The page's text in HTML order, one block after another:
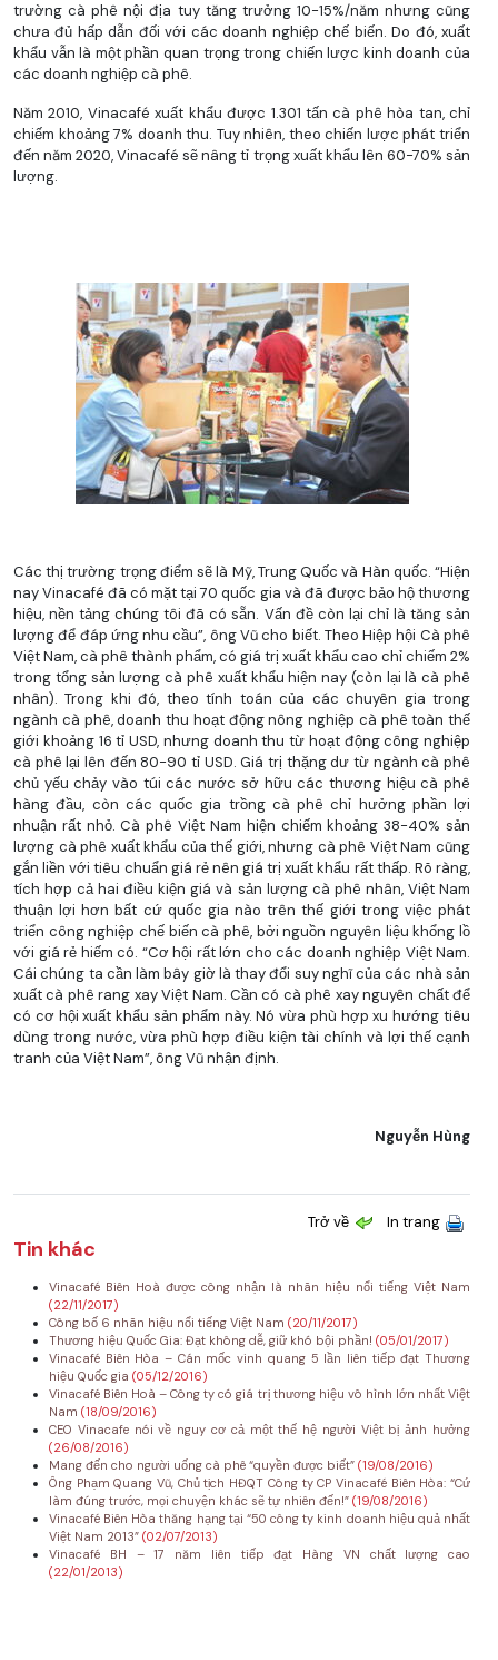
trường cà phê nội địa tuy tăng trưởng 10-15%/năm nhưng cũng
chưa đủ hấp dẫn đối với các doanh nghiệp chế biến. Do đó, xuất
khẩu vẫn là một phần quan trọng trong chiến lược kinh doanh của
các doanh nghiệp cà phê.
Năm 2010, Vinacafé xuất khẩu được 1.301 tấn cà phê hòa tan, chỉ
chiếm khoảng 7% doanh thu. Tuy nhiên, theo chiến lược phát triển
đến năm 2020, Vinacafé sẽ nâng tỉ trọng xuất khẩu lên 60-70% sản
lượng.
Các thị trường trọng điểm sẽ là Mỹ, Trung Quốc và Hàn quốc. “Hiện
nay Vinacafé đã có mặt tại 70 quốc gia và đã được bảo hộ thương
hiệu, nền tảng chúng tôi đã có sẵn. Vấn đề còn lại chỉ là tăng sản
lượng để đáp ứng nhu cầu”, ông Vũ cho biết. Theo Hiệp hội Cà phê
Việt Nam, cà phê thành phẩm, có giá trị xuất khẩu cao chỉ chiếm 2%
trong tổng sản lượng cà phê xuất khẩu hiện nay (còn lại là cà phê
nhân). Trong khi đó, theo tính toán của các chuyên gia trong
ngành cà phê, doanh thu hoạt động nông nghiệp cà phê toàn thế
giới khoảng 16 tỉ USD, nhưng doanh thu từ hoạt động công nghiệp
cà phê lại lên đến 80-90 tỉ USD. Giá trị thặng dư từ ngành cà phê
chủ yếu chảy vào túi các nước sở hữu các thương hiệu cà phê
hàng đầu, còn các quốc gia trồng cà phê chỉ hưởng phần lợi
nhuận rất nhỏ. Cà phê Việt Nam hiện chiếm khoảng 38-40% sản
lượng cà phê xuất khẩu của thế giới, nhưng cà phê Việt Nam cũng
gắn liền với tiêu chuẩn giá rẻ nên giá trị xuất khẩu rất thấp. Rõ ràng,
tích hợp cả hai điều kiện giá và sản lượng cà phê nhân, Việt Nam
thuận lợi hơn bất cứ quốc gia nào trên thế giới trong việc phát
triển công nghiệp chế biến cà phê, bởi nguồn nguyên liệu khổng lồ
với giá rẻ hiếm có. “Cơ hội rất lớn cho các doanh nghiệp Việt Nam.
Cái chúng ta cần làm bây giờ là thay đổi suy nghĩ của các nhà sản
xuất cà phê rang xay Việt Nam. Cần có cà phê xay nguyên chất để
có cơ hội xuất khẩu sản phẩm này. Nó vừa phù hợp xu hướng tiêu
dùng trong nước, vừa phù hợp điều kiện tài chính và lợi thế cạnh
tranh của Việt Nam”, ông Vũ nhận định.
Nguyễn Hùng
Trở về In trang
Tin khác
Vinacafé Biên Hoà được công nhận là nhãn hiệu nổi tiếng Việt Nam
(22/11/2017)
Công bố 6 nhãn hiệu nổi tiếng Việt Nam (20/11/2017)
Thương hiệu Quốc Gia: Đạt không dễ, giữ khó bội phần! (05/01/2017)
Vinacafé Biên Hòa – Cán mốc vinh quang 5 lần liên tiếp đạt Thương
hiệu Quốc gia (05/12/2016)
Vinacafé Biên Hoà – Công ty có giá trị thương hiệu vô hình lớn nhất Việt
Nam (18/09/2016)
CEO Vinacafe nói về nguy cơ cả một thế hệ người Việt bị ảnh hưởng
(26/08/2016)
Mang đến cho người uống cà phê “quyền được biết” (19/08/2016)
Ông Phạm Quang Vũ, Chủ tịch HĐQT Công ty CP Vinacafé Biên Hòa: “Cứ
làm đúng trước, mọi chuyện khác sẽ tự nhiên đến!” (19/08/2016)
Vinacafé Biên Hòa thăng hạng tại “50 công ty kinh doanh hiệu quả nhất
Việt Nam 2013” (02/07/2013)
Vinacafé BH – 17 năm liên tiếp đạt Hàng VN chất lượng cao
(22/01/2013)